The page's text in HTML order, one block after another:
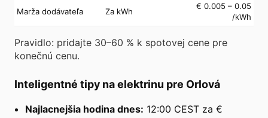
Marža dodávateľa Za kWh
€ 0.005 – 0.05
/kWh
Pravidlo: pridajte 30–60 % k spotovej cene pre
konečnú cenu.
Inteligentné tipy na elektrinu pre Orlová
Najlacnejšia hodina dnes: 12:00 CEST za €